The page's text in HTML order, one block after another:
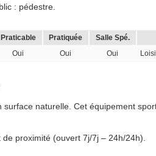
: pédestre.
Praticable Pratiquée Salle Spé.
Oui Oui Oui
surface naturelle. Cet équipement
de proximité (ouvert 7j/7j – 24h/24h).